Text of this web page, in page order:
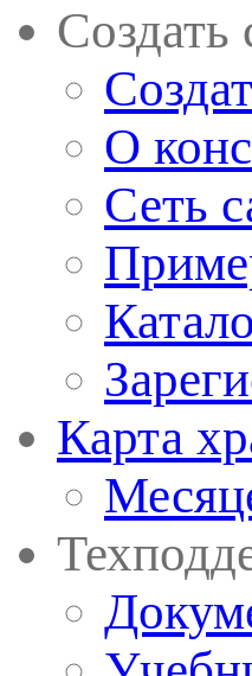
Создать
О
Сеть
Карта